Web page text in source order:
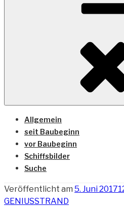
Allgemein
seit Baubeginn
vor Baubeginn
Schiffsbilder
Suche
Veröffentlicht am 5. Juni 2017
GENIUSSTRAND